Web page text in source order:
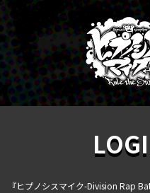
『ヒプノシスマイク-Division Rap